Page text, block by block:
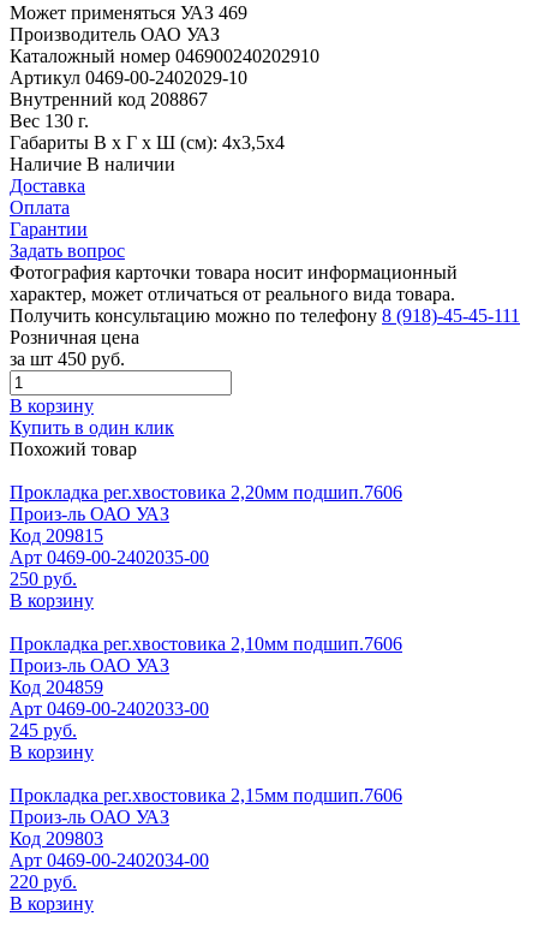
Может применяться УАЗ 469
Производитель ОАО УАЗ
Каталожный номер 046900240202910
Артикул 0469-00-2402029-10
Внутренний код 208867
Вес 130 г.
Габариты В х Г х Ш (см): 4х3,5х4
Наличие В наличии
Доставка
Оплата
Гарантии
Задать вопрос
Фотография карточки товара носит информационный
характер, может отличаться от реального вида товара.
Получить консультацию можно по телефону 8 (918)-45-45-111
Розничная цена
за шт 450 руб.
В корзину
Купить в один клик
Похожий товар
Прокладка рег.хвостовика 2,20мм подшип.7606
Произ-ль ОАО УАЗ
Код 209815
Арт 0469-00-2402035-00
250 руб.
В корзину
Прокладка рег.хвостовика 2,10мм подшип.7606
Произ-ль ОАО УАЗ
Код 204859
Арт 0469-00-2402033-00
245 руб.
В корзину
Прокладка рег.хвостовика 2,15мм подшип.7606
Произ-ль ОАО УАЗ
Код 209803
Арт 0469-00-2402034-00
220 руб.
В корзину